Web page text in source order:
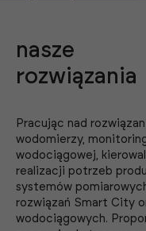
nasze
rozwiązania
Pracując nad
wodomierzy,
wodociągowej,
realizacji potrzeb
systemów
rozwiązań Smart City
wodociągowych.